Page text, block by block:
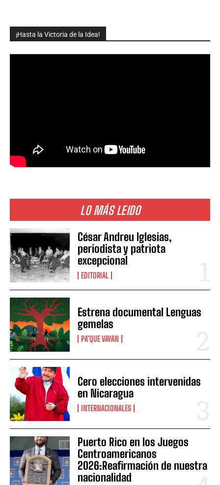
¡Hasta la Victoria de la Idea!
LO MÁS LEIDO
César Andreu Iglesias,
periodista y patriota
excepcional
EDITORIAL
Estrena documental Lenguas
gemelas
PA’QUE VAYAN
Cero elecciones intervenidas
en Nicaragua
INTERNACIONALES
Puerto Rico en los Juegos
Centroamericanos
2026:Reafirmación de nuestra
nacionalidad